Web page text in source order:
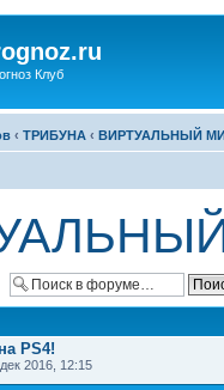
Клуб
‹ ТРИБУНА ‹ ВИРТУАЛЬНЫЙ
PS4!
2016, 12:15